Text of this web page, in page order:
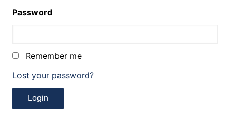
Password
Remember me
Lost your password?